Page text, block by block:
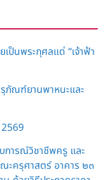
ป็นพระกุศลแด่ “เจ้าฟ้า
รุภัณฑ์ยานพาหนะและ
การณ์วิชาชีพครู และ
ะครุศาสตร์ อาคาร ๒๓